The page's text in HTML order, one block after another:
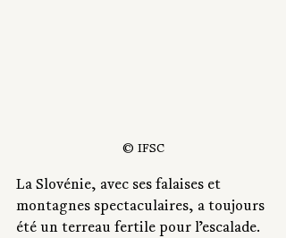
© IFSC
La Slovénie, avec ses falaises et
montagnes spectaculaires, a toujours
été un terreau fertile pour l’escalade.